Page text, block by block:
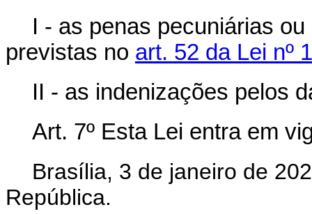
I - as penas pecuniárias
previstas no art. 52 da Lei nº
II - as indenizações pelos
Art. 7º Esta Lei entra em
Brasília, 3 de janeiro de
República.